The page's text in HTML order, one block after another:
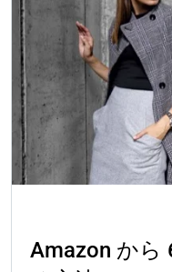
Amazon から